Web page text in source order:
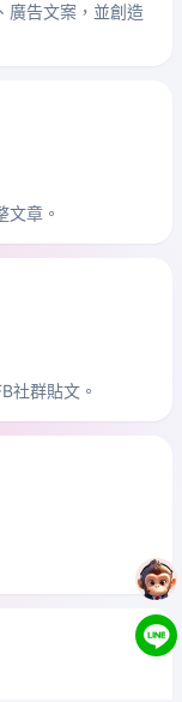
廣告文案，並創造
文章。
社群貼文。